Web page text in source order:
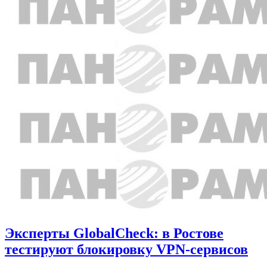
Эксперты GlobalCheck: в Ростове
тестируют блокировку VPN-сервисов